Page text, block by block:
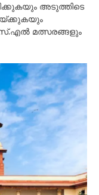
അടുത്തിടെ
മത്സരങ്ങളും